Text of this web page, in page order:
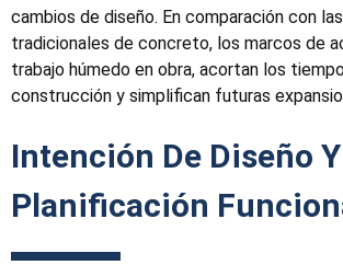
cambios de diseño. En comparación con
tradicionales de concreto, los marcos de
trabajo húmedo en obra, acortan los
construcción y simplifican futuras
Intención De Diseño Y
Planificación